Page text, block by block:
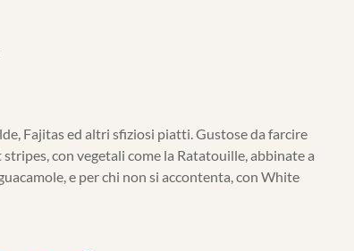
Fajitas ed altri sfiziosi piatti. Gustose da farcire
con vegetali come la Ratatouille, abbinate a
e per chi non si accontenta, con White